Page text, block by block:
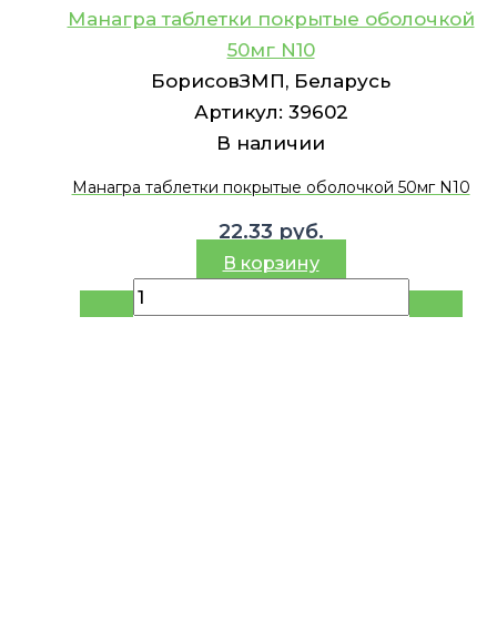
Манагра таблетки покрытые оболочкой
50мг N10
БорисовЗМП, Беларусь
Артикул: 39602
В наличии
Манагра таблетки покрытые оболочкой 50мг N10
22.33 руб.
В корзину